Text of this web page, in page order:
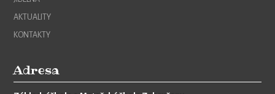
AKTUALITY
KONTAKTY
Adresa